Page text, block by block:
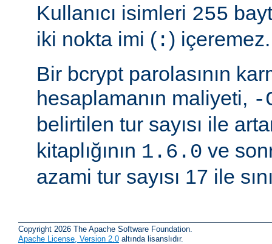
Kullanıcı isimleri 255
iki nokta imi ( :) içeremez.
Bir bcrypt parolasının
hesaplamanın maliyeti, -
belirtilen tur sayısı ile
kitaplığının 1.6.0 ve
azami tur sayısı 17 ile
Copyright 2026 The Apache Software Foundation.
Apache License, Version 2.0 altında lisanslıdır.